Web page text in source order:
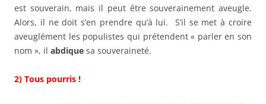
est souverain, mais il peut être souverainement aveugle.
Alors, il ne doit s’en prendre qu’à lui. S’il se met à croire
aveuglément les populistes qui prétendent « parler en son
nom », il abdique sa souveraineté.
2) Tous pourris !